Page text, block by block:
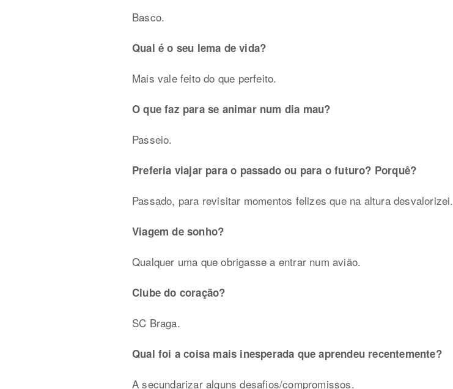
Basco.
Qual é o seu lema de vida?
Mais vale feito do que perfeito.
O que faz para se animar num dia mau?
Passeio.
Preferia viajar para o passado ou para o futuro? Porquê?
Passado, para revisitar momentos felizes que na altura desvalorizei.
Viagem de sonho?
Qualquer uma que obrigasse a entrar num avião.
Clube do coração?
SC Braga.
Qual foi a coisa mais inesperada que aprendeu recentemente?
A secundarizar alguns desafios/compromissos.